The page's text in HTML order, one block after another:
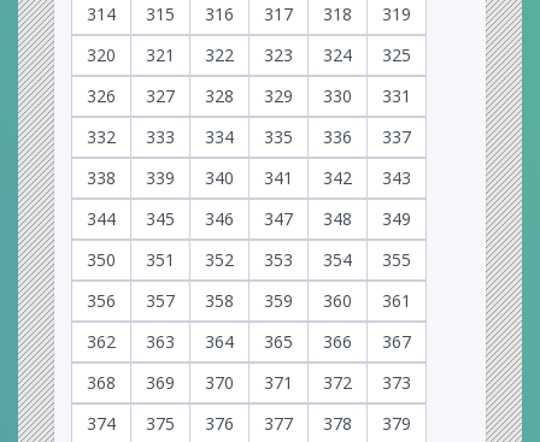
314
315 316 317 318
319
320
321 322 323 324
325
326
327 328 329 330
331
332
333 334 335 336
337
338
339 340 341 342
343
344
345 346 347 348
349
350
351 352 353 354
355
356
357 358 359 360
361
362
363 364 365 366
367
368
369 370 371 372
373
374
375 376 377 378 379